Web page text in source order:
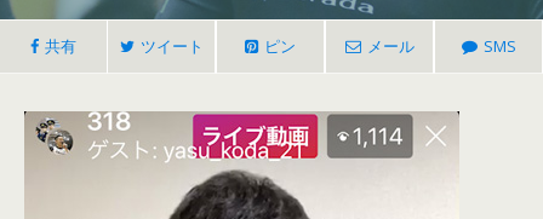
共有 ツイート ピン メール SMS